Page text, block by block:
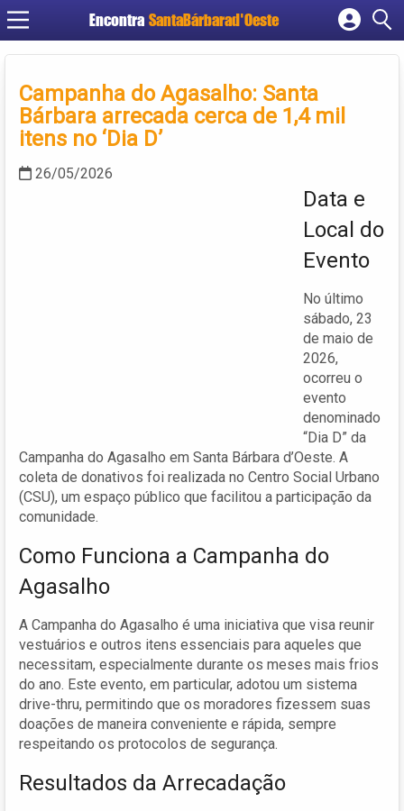
Encontra SantaBárbarad'Oeste
Cadastrar empresa
Criar conta
Campanha do Agasalho: Santa
Bárbara arrecada cerca de 1,4 mil
itens no ‘Dia D’
26/05/2026
Data e
Local do
Evento
No último
sábado, 23
de maio de
2026,
ocorreu o
evento
denominado
“Dia D” da
Campanha do Agasalho em Santa Bárbara d’Oeste. A
coleta de donativos foi realizada no Centro Social Urbano
(CSU), um espaço público que facilitou a participação da
comunidade.
Como Funciona a Campanha do
Agasalho
A Campanha do Agasalho é uma iniciativa que visa reunir
vestuários e outros itens essenciais para aqueles que
necessitam, especialmente durante os meses mais frios
do ano. Este evento, em particular, adotou um sistema
drive-thru, permitindo que os moradores fizessem suas
doações de maneira conveniente e rápida, sempre
respeitando os protocolos de segurança.
Resultados da Arrecadação